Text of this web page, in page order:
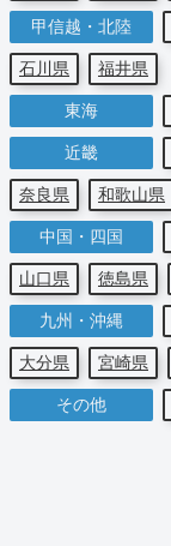
甲信越・北陸
石川県
福井県
東海
近畿
奈良県
和歌山県
中国・四国
山口県
徳島県
九州・沖縄
大分県
宮崎県
その他